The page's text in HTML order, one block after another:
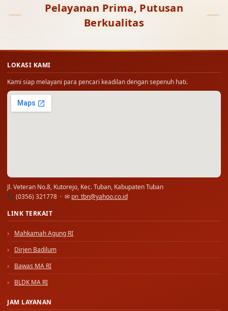
Pelayanan Prima, Putusan
Berkualitas
LOKASI KAMI
Kami siap melayani para pencari keadilan dengan sepenuh hati.
Jl. Veteran No.8, Kutorejo, Kec. Tuban, Kabupaten Tuban
(0356) 321778 · ✉ pn_tbn@yahoo.co.id
LINK TERKAIT
Mahkamah Agung RI
Dirjen Badilum
Bawas MA RI
BLDK MA RI
JAM LAYANAN